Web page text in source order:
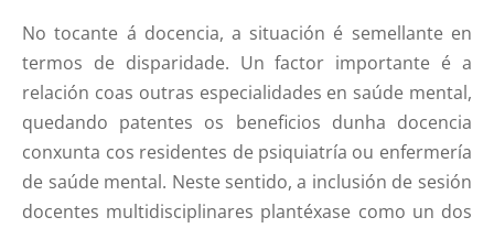
No tocante á docencia, a situación é semellante en
termos de disparidade. Un factor importante é a
relación coas outras especialidades en saúde mental,
quedando patentes os beneficios dunha docencia
conxunta cos residentes de psiquiatría ou enfermería
de saúde mental. Neste sentido, a inclusión de sesión
docentes multidisciplinares plantéxase como un dos